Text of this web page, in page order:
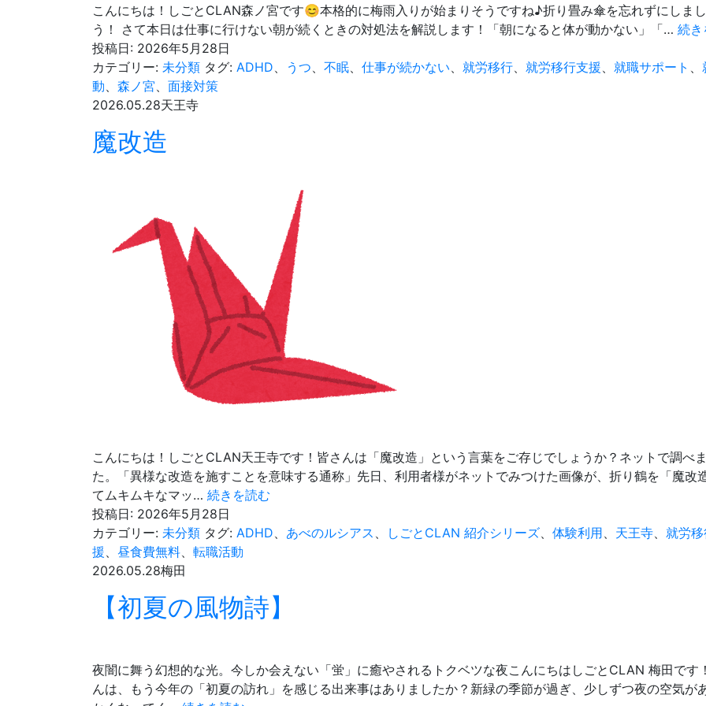
こんにちは！しごとCLAN森ノ宮です😊本格的に梅雨入りが始まりそうですね♪折り畳み傘を忘れずにしま
う！ さて本日は仕事に行けない朝が続くときの対処法を解説します！「朝になると体が動かない」「… 続き
投稿日: 2026年5月28日
カテゴリー: 未分類 タグ: ADHD、 うつ、 不眠、 仕事が続かない、 就労移行、 就労移行支援、 就職サポート 、
動、 森ノ宮、 面接対策
2026.05.28天王寺
魔改造
こんにちは！しごとCLAN天王寺です！皆さんは「魔改造」という言葉をご存じでしょうか？ネットで調べ
た。「異様な改造を施すことを意味する通称」先日、利用者様がネットでみつけた画像が、折り鶴を「魔改
てムキムキなマッ… 続きを読む
造
投稿日: 2026年5月28日
カテゴリー: 未分類 タグ: ADHD、 あべのルシアス 、 しごとCLAN 紹介シリーズ、 体験利用、 天王寺、 就労
援、 昼食費無料、 転職活動
2026.05.28梅田
【初夏の風物詩】
夜闇に舞う幻想的な光。今しか会えない「蛍」に癒やされるトクベツな夜こんにちはしごとCLAN 梅田です
んは、もう今年の「初夏の訪れ」を感じる出来事はありましたか？新緑の季節が過ぎ、少しずつ夜の空気が